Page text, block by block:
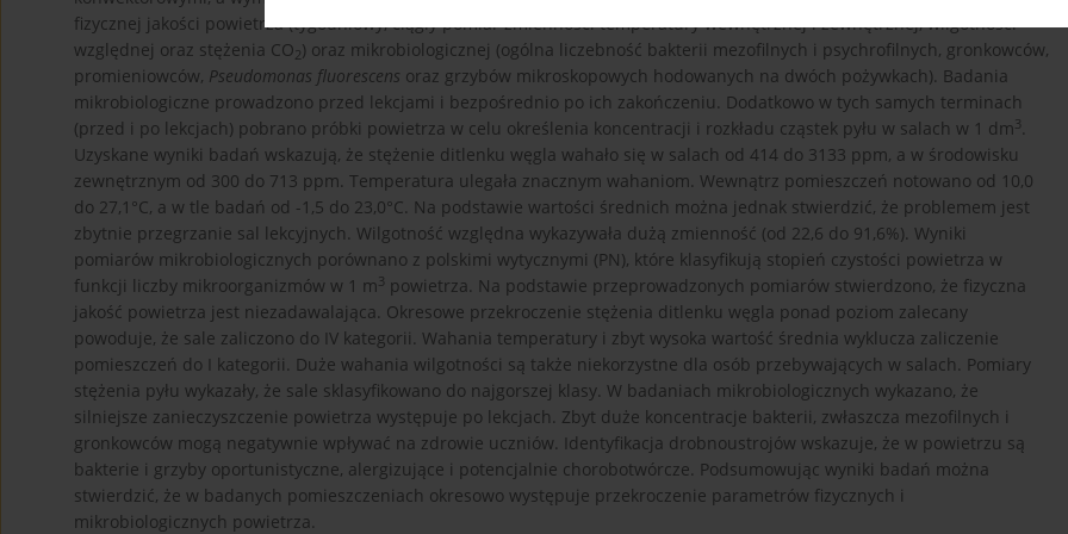
fizycznej jakości powietrza (tygodniowy, ciągły pomiar zmienności temperatury wewnętrznej i zewnętrznej, wilgotności
względnej oraz stężenia CO2) oraz mikrobiologicznej (ogólna liczebność bakterii mezofilnych i psychrofilnych, gronkowców,
promieniowców, Pseudomonas fluorescens oraz grzybów mikroskopowych hodowanych na dwóch pożywkach). Badania
mikrobiologiczne prowadzono przed lekcjami i bezpośrednio po ich zakończeniu. Dodatkowo w tych samych terminach
(przed i po lekcjach) pobrano próbki powietrza w celu określenia koncentracji i rozkładu cząstek pyłu w salach w 1 dm3.
Uzyskane wyniki badań wskazują, że stężenie ditlenku węgla wahało się w salach od 414 do 3133 ppm, a w środowisku
zewnętrznym od 300 do 713 ppm. Temperatura ulegała znacznym wahaniom. Wewnątrz pomieszczeń notowano od 10,0
do 27,1°C, a w tle badań od -1,5 do 23,0°C. Na podstawie wartości średnich można jednak stwierdzić, że problemem jest
zbytnie przegrzanie sal lekcyjnych. Wilgotność względna wykazywała dużą zmienność (od 22,6 do 91,6%). Wyniki
pomiarów mikrobiologicznych porównano z polskimi wytycznymi (PN), które klasyfikują stopień czystości powietrza w
funkcji liczby mikroorganizmów w 1 m3 powietrza. Na podstawie przeprowadzonych pomiarów stwierdzono, że fizyczna
jakość powietrza jest niezadawalająca. Okresowe przekroczenie stężenia ditlenku węgla ponad poziom zalecany
powoduje, że sale zaliczono do IV kategorii. Wahania temperatury i zbyt wysoka wartość średnia wyklucza zaliczenie
pomieszczeń do I kategorii. Duże wahania wilgotności są także niekorzystne dla osób przebywających w salach. Pomiary
stężenia pyłu wykazały, że sale sklasyfikowano do najgorszej klasy. W badaniach mikrobiologicznych wykazano, że
silniejsze zanieczyszczenie powietrza występuje po lekcjach. Zbyt duże koncentracje bakterii, zwłaszcza mezofilnych i
gronkowców mogą negatywnie wpływać na zdrowie uczniów. Identyfikacja drobnoustrojów wskazuje, że w powietrzu są
bakterie i grzyby oportunistyczne, alergizujące i potencjalnie chorobotwórcze. Podsumowując wyniki badań można
stwierdzić, że w badanych pomieszczeniach okresowo występuje przekroczenie parametrów fizycznych i
mikrobiologicznych powietrza.